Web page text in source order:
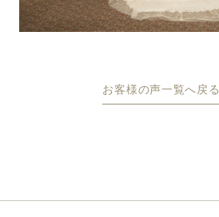
お客様の声一覧へ戻る